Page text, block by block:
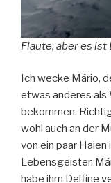
Flaute, aber es ist
Ich wecke Mário,
etwas anderes als
bekommen.
wohl auch an der
von ein paar
Lebensgeister.
habe ihm Delfine